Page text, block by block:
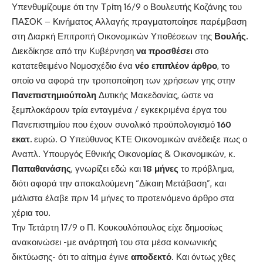
Υπενθυμίζουμε ότι την Τρίτη 16/9 ο Βουλευτής Κοζάνης του
ΠΑΣΟΚ – Κινήματος Αλλαγής πραγματοποίησε παρέμβαση
στη Διαρκή Επιτροπή Οικονομικών Υποθέσεων της Βουλής.
Διεκδίκησε από την Κυβέρνηση να προσθέσει στο
κατατεθειμένο Νομοσχέδιο ένα νέο επιπλέον άρθρο, το
οποίο να αφορά την τροποποίηση των χρήσεων γης στην
Πανεπιστημιούπολη Δυτικής Μακεδονίας, ώστε να
ξεμπλοκάρουν τρία ενταγμένα / εγκεκριμένα έργα του
Πανεπιστημίου που έχουν συνολικό προϋπολογισμό 160
εκατ. ευρώ. Ο Υπεύθυνος ΚΤΕ Οικονομικών ανέδειξε πως ο
Αναπλ. Υπουργός Εθνικής Οικονομίας & Οικονομικών, κ.
Παπαθανάσης, γνωρίζει εδώ και 18 μήνες το πρόβλημα,
διότι αφορά την αποκαλούμενη “Δίκαιη Μετάβαση”, και
μάλιστα έλαβε πριν 14 μήνες το προτεινόμενο άρθρο στα
χέρια του.
Την Τετάρτη 17/9 ο Π. Κουκουλόπουλος είχε δημοσίως
ανακοινώσει -με ανάρτησή του στα μέσα κοινωνικής
δικτύωσης- ότι το αίτημα έγινε αποδεκτό. Και όντως χθες